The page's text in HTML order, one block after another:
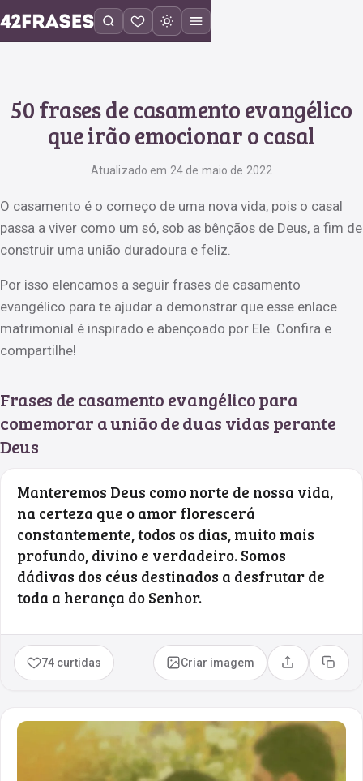
50 frases de casamento evangélico
que irão emocionar o casal
Atualizado em 24 de maio de 2022
O casamento é o começo de uma nova vida, pois o casal
passa a viver como um só, sob as bênçãos de Deus, a fim de
construir uma união duradoura e feliz.
Por isso elencamos a seguir frases de casamento
evangélico para te ajudar a demonstrar que esse enlace
matrimonial é inspirado e abençoado por Ele. Confira e
compartilhe!
Frases de casamento evangélico para
comemorar a união de duas vidas perante
Deus
Manteremos Deus como norte de nossa vida,
na certeza que o amor florescerá
constantemente, todos os dias, muito mais
profundo, divino e verdadeiro. Somos
dádivas dos céus destinados a desfrutar de
toda a herança do Senhor.
74 curtidas Criar imagem Compartilhar
Copiar